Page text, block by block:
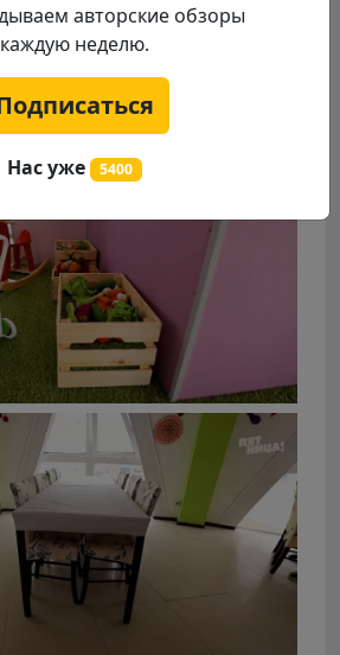
авторские обзоры
каждую неделю.
Нас уже 5400